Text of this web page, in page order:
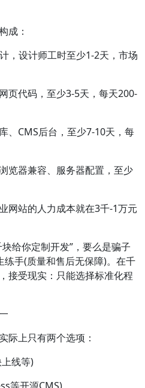
成：
，设计师工时至少1-2天，市场
页代码，至少3-5天，每天200-
、CMS后台，至少7-10天，每
览器兼容、服务器配置，至少
网站的人力成本就在3千-1万元
给你定制开发”，要么是骗子
手(质量和售后无保障)。在千
接受现实：只能选择标准化程
际上只有两个选项：
线等)